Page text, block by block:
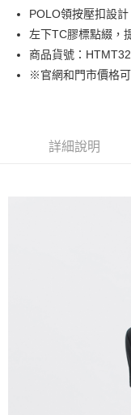
Google Pay
貨到付款
運送方式
每筆NT$130，滿
POLO領按壓扣設
左下TC膠標點綴，
商品貨號：
※官網和門市價格
詳細說明